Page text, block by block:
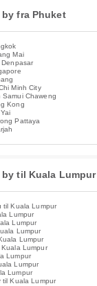
fra Phuket
Mai
Minh City
Samui Chaweng
Kong
Pattaya
til Kuala Lumpur
til Kuala Lumpur
Lumpur
Lumpur
Lumpur
Lumpur
Lumpur
Lumpur
Lumpur
Lumpur
til Kuala Lumpur